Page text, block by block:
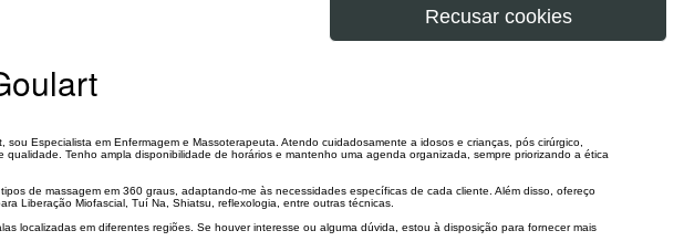
Especialista em Enfermagem e Massoterapeuta. Atendo cuidadosamente a idosos e crianças, pós cirúrgico,
qualidade. Tenho ampla disponibilidade de horários e mantenho uma agenda organizada, sempre priorizando a ética
de massagem em 360 graus, adaptando-me às necessidades específicas de cada cliente. Além disso, ofereço
Liberação Miofascial, Tuí Na, Shiatsu, reflexologia, entre outras técnicas.
localizadas em diferentes regiões. Se houver interesse ou alguma dúvida, estou à disposição para fornecer mais